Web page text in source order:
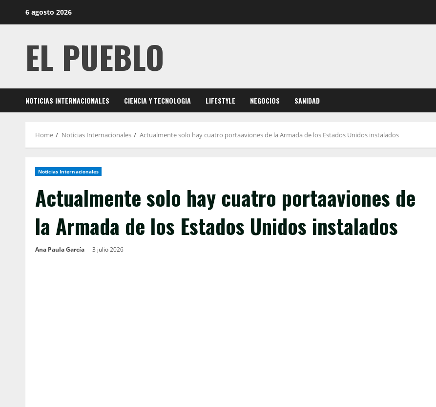
6 agosto 2026
EL PUEBLO
NOTICIAS INTERNACIONALES CIENCIA Y TECNOLOGIA LIFESTYLE NEGOCIOS SANIDAD
Home Noticias Internacionales Actualmente solo hay cuatro portaaviones de la Armada de los Estados Unidos instalados
Noticias Internacionales
Actualmente solo hay cuatro portaaviones de
la Armada de los Estados Unidos instalados
Ana Paula García 3 julio 2026